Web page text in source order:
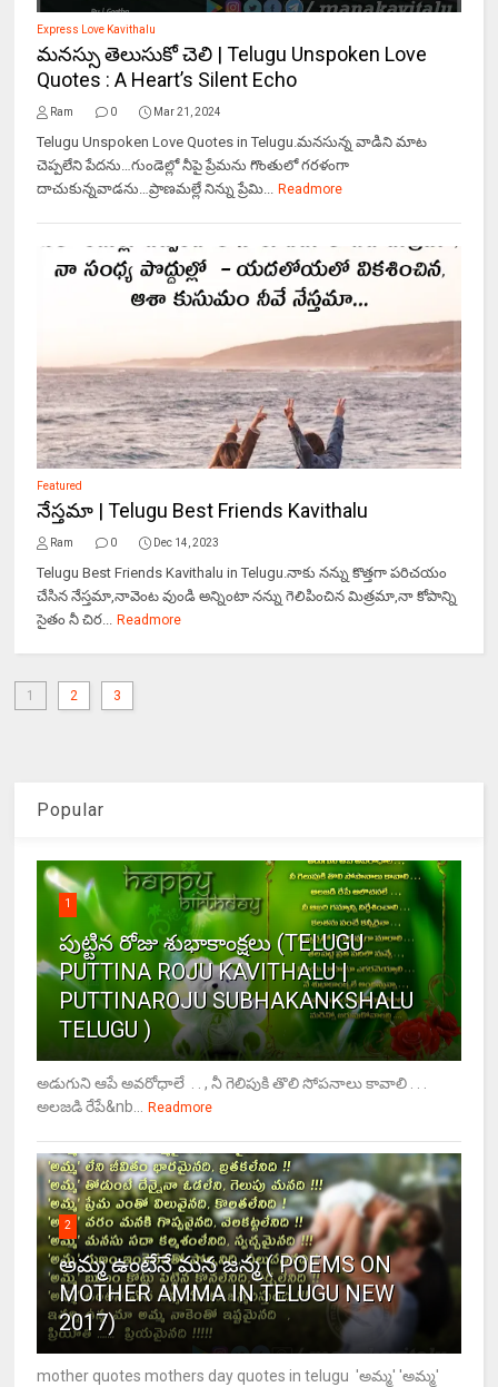
Express Love Kavithalu
మనస్సు తెలుసుకో చెలి | Telugu Unspoken Love
Quotes : A Heart’s Silent Echo
Ram 0 Mar 21, 2024
Telugu Unspoken Love Quotes in Telugu.మనసున్న వాడిని మాట
చెప్పలేని పేదను…గుండెల్లో నీపై ప్రేమను గొంతులో గరళంగా
దాచుకున్నవాడను…ప్రాణమల్లే నిన్ను ప్రేమి... Readmore
Featured
నేస్తమా | Telugu Best Friends Kavithalu
Ram 0 Dec 14, 2023
Telugu Best Friends Kavithalu in Telugu.నాకు నన్ను కొత్తగా పరిచయం
చేసిన నేస్తమా,నావెంట వుండి అన్నింటా నన్ను గెలిపించిన మిత్రమా,నా కోపాన్ని
సైతం నీ చిర... Readmore
1 2 3
Popular
1
పుట్టిన రోజు శుభాకాంక్షలు (TELUGU
PUTTINA ROJU KAVITHALU |
PUTTINAROJU SUBHAKANKSHALU
TELUGU )
అడుగుని ఆపే అవరోధాలే . . , నీ గెలిపుకి తొలి సోపనాలు కావాలి . . .
అలజడి రేపే&nb...
Readmore
2
అమ్మ ఉంటేనే మన జన్మ ( POEMS ON
MOTHER AMMA IN TELUGU NEW
2017)
mother quotes mothers day quotes in telugu 'అమ్మ' 'అమ్మ'